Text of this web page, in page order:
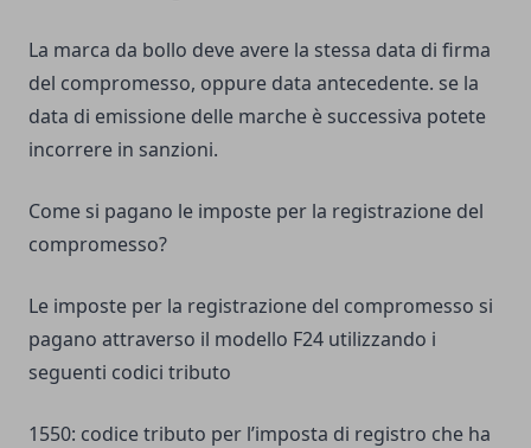
La marca da bollo deve avere la stessa data di firma
del compromesso, oppure data antecedente. se la
data di emissione delle marche è successiva potete
incorrere in sanzioni.
Come si pagano le imposte per la registrazione del
compromesso?
Le imposte per la registrazione del compromesso si
pagano attraverso il modello F24 utilizzando i
seguenti codici tributo
1550: codice tributo per l’imposta di registro che ha